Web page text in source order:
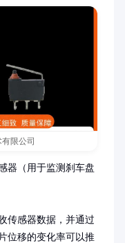
限公司
器（用于监测刹车盘
传感器数据，并通过
位移的变化率可以推